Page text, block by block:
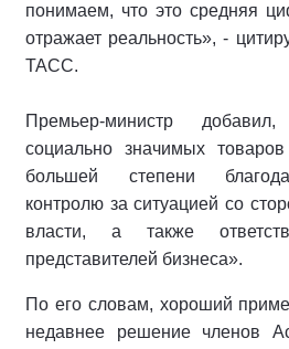
понимаем, что это средняя
отражает реальность», -
ТАСС.
Премьер-министр
социально значимых
большей степени
контролю за ситуацией со
власти, а также
представителей бизнеса».
По его словам, хороший
недавнее решение членов